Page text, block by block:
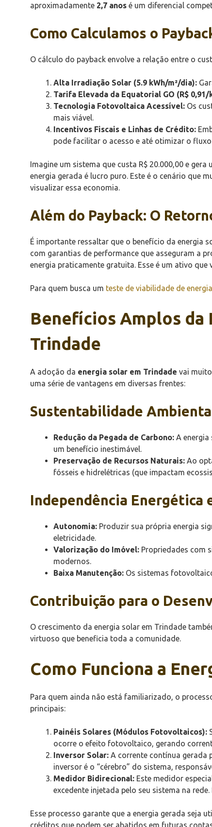
aproximadamente 2,7 anos é um diferencial
Como Calculamos o
O cálculo do payback envolve a relação entre o
Alta Irradiação Solar (5.9 kWh/m²/dia):
Tarifa Elevada da Equatorial GO (R$ 0,91/
Tecnologia Fotovoltaica Acessível: Os
mais viável.
Incentivos Fiscais e Linhas de Crédito:
pode facilitar o acesso e até otimizar o fluxo
Imagine um sistema que custa R$ 20.000,00 e
energia gerada é lucro puro. Este é o cenário que
visualizar essa economia.
Além do Payback: O
É importante ressaltar que o benefício da energia
com garantias de performance que asseguram a
energia praticamente gratuita. Esse é um ativo
Para quem busca um teste de viabilidade de
Benefícios Amplos da
Trindade
A adoção da energia solar em Trindade vai
uma série de vantagens em diversas frentes:
Sustentabilidade
Redução da Pegada de Carbono: A
um benefício inestimável.
Preservação de Recursos Naturais: Ao
fósseis e hidrelétricas (que impactam
Independência Energética
Autonomia: Produzir sua própria energia
eletricidade.
Valorização do Imóvel: Propriedades com
modernos.
Baixa Manutenção: Os sistemas
Contribuição para o
O crescimento da energia solar em Trindade
virtuoso que beneficia toda a comunidade.
Como Funciona a
Para quem ainda não está familiarizado, o
principais:
Painéis Solares (Módulos Fotovoltaicos):
ocorre o efeito fotovoltaico, gerando
Inversor Solar: A corrente contínua gerada
inversor é o “cérebro” do sistema,
Medidor Bidirecional: Este medidor
excedente injetada pelo seu sistema na
Esse processo garante que a energia gerada seja
créditos que podem ser abatidos em futuras